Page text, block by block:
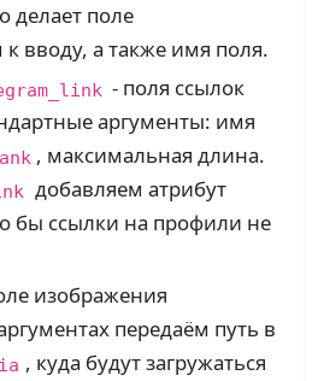
делает поле
вводу, а также имя поля.
- поля ссылок
аргументы: имя
, максимальная длина.
добавляем атрибут
бы ссылки на профили не
изображения
передаём путь в
, куда будут загружаться